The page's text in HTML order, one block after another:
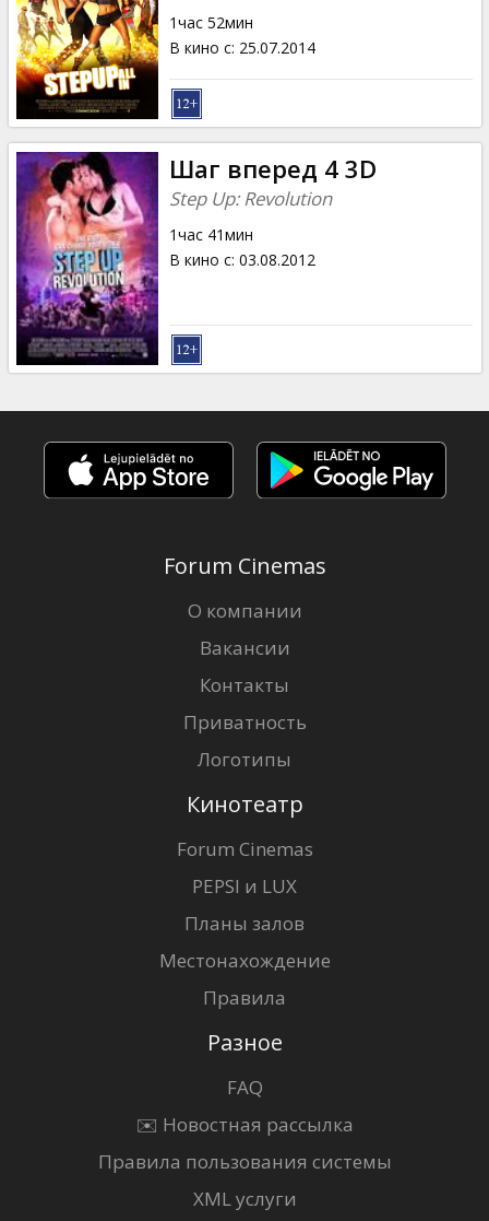
1час 52мин
В кино с: 25.07.2014
Шаг вперед 4 3D
Step Up: Revolution
1час 41мин
В кино с: 03.08.2012
Forum Cinemas
О компании
Вакансии
Контакты
Приватность
Логотипы
Кинотеатр
Forum Cinemas
PEPSI и LUX
Планы залов
Местонахождение
Правила
Разное
FAQ
✉️ Новостная рассылка
Правила пользования системы
XML услуги